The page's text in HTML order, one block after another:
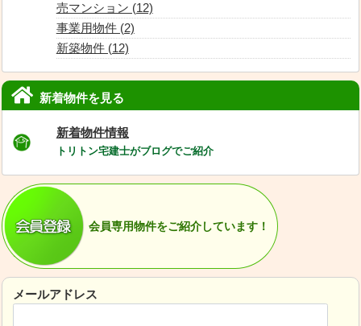
売マンション (12)
事業用物件 (2)
新築物件 (12)
新着物件を見る
新着物件情報
トリトン宅建士がブログでご紹介
会員専用物件をご紹介しています！
メールアドレス